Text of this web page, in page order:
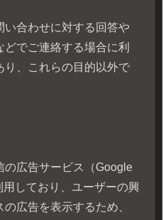
い合わせに対する回答や
でご連絡する場合に利
り、これらの目的以外で
の広告サービス（Google
しており、ユーザーの興
広告を表示するため、